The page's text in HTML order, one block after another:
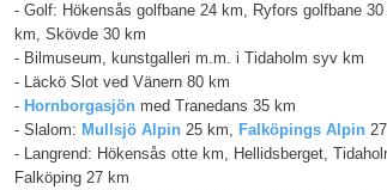
- Golf: Hökensås golfbane 24 km, Ryfors golfbane
km, Skövde 30 km
- Bilmuseum, kunstgalleri m.m. i Tidaholm syv km
- Läckö Slot ved Vänern 80 km
- Hornborgasjön med Tranedans 35 km
- Slalom: Mullsjö Alpin 25 km, Falköpings Alpin
- Langrend: Hökensås otte km, Hellidsberget,
Falköping 27 km